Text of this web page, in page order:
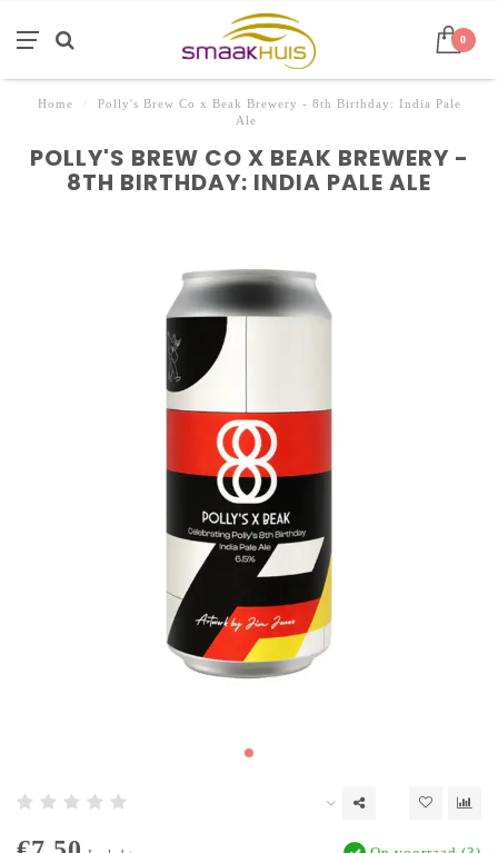
0
Home
Polly's Brew Co x Beak Brewery - 8th Birthday: India Pale
Ale
POLLY'S BREW CO X BEAK BREWERY -
8TH BIRTHDAY: INDIA PALE ALE